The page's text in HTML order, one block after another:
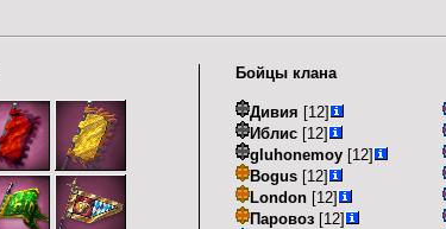
Бойцы клана
Дивия [12]
Иблис [12]
gluhonemoy [12]
Bogus [12]
London [12]
Паровоз [12]